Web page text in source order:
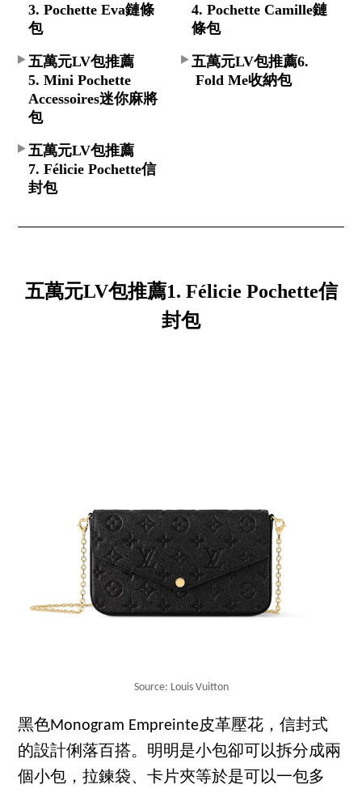
3. Pochette Eva鏈條
包
4. Pochette Camille鏈
條包
五萬元LV包推薦
5. Mini Pochette
Accessoires迷你麻將
包
五萬元LV包推薦6.
Fold Me收納包
五萬元LV包推薦
7. Félicie Pochette信
封包
五萬元LV包推薦1. Félicie Pochette信
封包
Source: Louis Vuitton
黑色Monogram Empreinte皮革壓花，信封式
的設計俐落百搭。明明是小包卻可以拆分成兩
個小包，拉鍊袋、卡片夾等於是可以一包多